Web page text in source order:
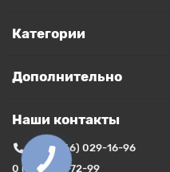
Категории
Дополнительно
Наши контакты
+38 (066) 029-16-96
0 (800) 35-72-99
КНОПКА
ЗВ'ЯЗКУ